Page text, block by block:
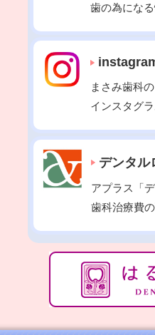
歯の為にな
まさみ歯科の
インスタグ
デンタル
アプラス「
歯科治療費